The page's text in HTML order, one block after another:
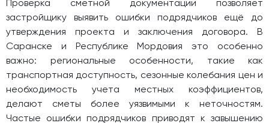
Проверка сметной документации позволяет
застройщику выявить ошибки подрядчиков ещё до
утверждения проекта и заключения договора. В
Саранске и Республике Мордовия это особенно
важно: региональные особенности, такие как
транспортная доступность, сезонные колебания цен и
необходимость учета местных коэффициентов,
делают сметы более уязвимыми к неточностям.
Частые ошибки подрядчиков приводят к завышению